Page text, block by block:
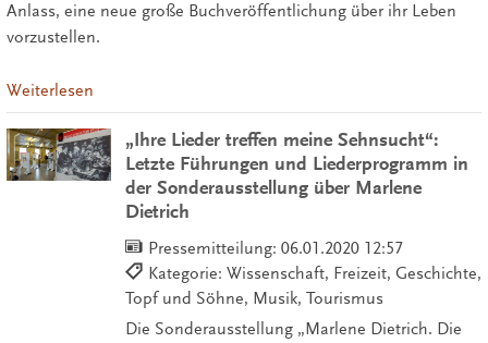
Anlass, eine neue große Buchveröffentlichung über ihr Leben
vorzustellen.
Weiterlesen
„Ihre Lieder treffen meine Sehnsucht“:
Letzte Führungen und Liederprogramm in
der Sonderausstellung über Marlene
Dietrich
Pressemitteilung: 06.01.2020 12:57
Kategorie: Wissenschaft, Freizeit, Geschichte,
Topf und Söhne, Musik, Tourismus
Die Sonderausstellung „Marlene Dietrich. Die